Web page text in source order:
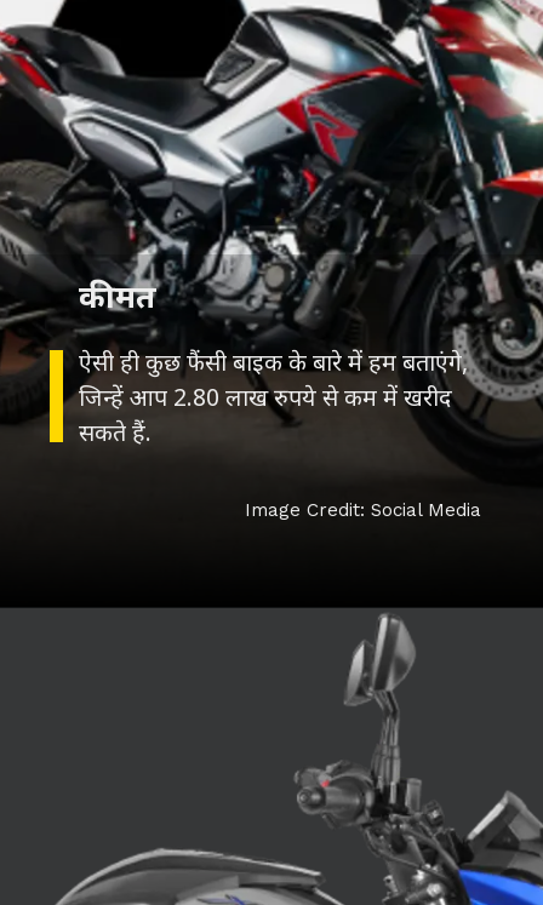
ऐसी ही कुछ फैंसी बाइक के बारे में हम बताएंगे,
जिन्हें आप 2.80 लाख रुपये से कम में खरीद
कीमत
Image Credit: Social Media